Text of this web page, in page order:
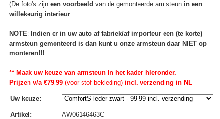
(De foto's zijn een voorbeeld van de gemonteerde armsteun in een
willekeurig interieur
NOTE: Indien er in uw auto af fabriek/af importeur een (te korte)
armsteun gemonteerd is dan kunt u onze armsteun daar NIET op
monteren!!!
** Maak uw keuze van armsteun in het kader hieronder.
Prijzen v/a €79,99(voor stof bekleding)incl. verzending in NL.
Uw keuze:
Artikel : AW06146463C